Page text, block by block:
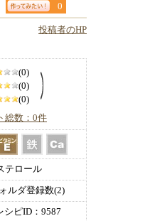
0
投稿者のHP
(0)
(0)
(0)
総数：0件
テロール
ルダ登録数(2)
シピID：9587